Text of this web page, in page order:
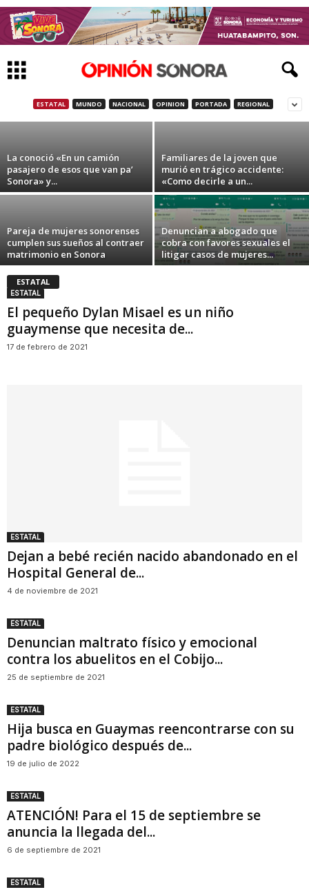
ESTATAL MUNDO NACIONAL OPINION PORTADA REGIONAL
Ingenieras sonorenses utilizan su encanto
para triunfar en la venta de tacos en su
10 de abril de 2021
La conoció «En un camión
pasajero de esos que van pa’
Sonora» y...
Familiares de la joven que
murió en trágico accidente:
«Como decirle a un...
Pareja de mujeres sonorenses
cumplen sus sueños al contraer
matrimonio en Sonora
Denuncian a abogado que
cobra con favores sexuales el
litigar casos de mujeres...
ESTATAL
ESTATAL
El pequeño Dylan Misael es un niño
guaymense que necesita de...
17 de febrero de 2021
ESTATAL
Dejan a bebé recién nacido abandonado en el
Hospital General de...
4 de noviembre de 2021
ESTATAL
Denuncian maltrato físico y emocional
contra los abuelitos en el Cobijo...
25 de septiembre de 2021
ESTATAL
Hija busca en Guaymas reencontrarse con su
padre biológico después de...
19 de julio de 2022
ESTATAL
ATENCIÓN! Para el 15 de septiembre se
anuncia la llegada del...
6 de septiembre de 2021
ESTATAL